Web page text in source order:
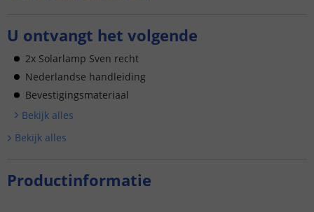
U ontvangt het volgende
2x Solarlamp Sven recht
Nederlandse handleiding
Bevestigingsmateriaal
Bekijk alles
Bekijk alles
Productinformatie